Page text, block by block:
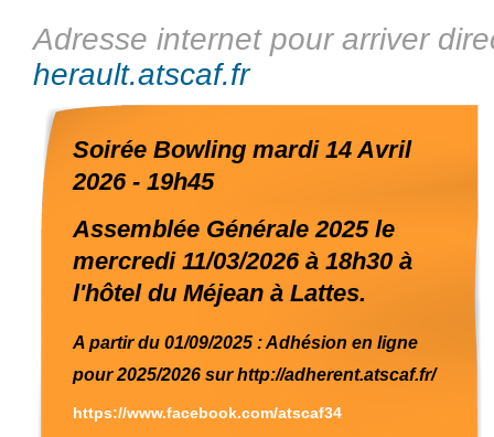
Adresse internet pour arriver
herault.atscaf.fr
Soirée Bowling mardi 14 Avril
2026 - 19h45
Assemblée Générale 2025 le
mercredi 11/03/2026 à 18h30 à
l'hôtel du Méjean à Lattes.
A partir du 01/09/2025 : Adhésion en ligne
pour 2025/2026 surhttp://adherent.atscaf.fr/
https://www.facebook.com/atscaf34